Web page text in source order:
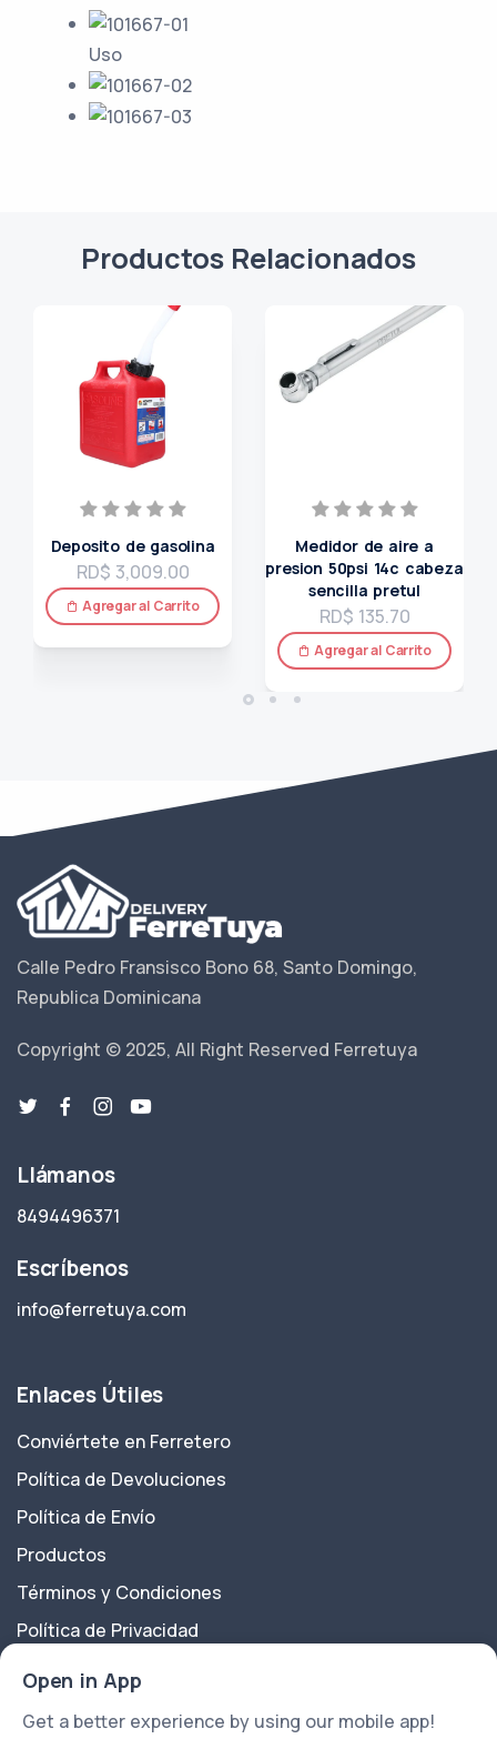
Open in App
Get a better experience by using our mobile app!
Uso
Productos Relacionados
Deposito de gasolina
RD$ 3,009.00
Agregar al Carrito
Medidor de aire a
presion 50psi 14c cabeza
sencilla pretul
RD$ 135.70
Agregar al Carrito
Calle Pedro Fransisco Bono 68, Santo Domingo,
Republica Dominicana
Copyright © 2025, All Right Reserved Ferretuya
Llámanos
8494496371
Escríbenos
info@ferretuya.com
Enlaces Útiles
Conviértete en Ferretero
Política de Devoluciones
Política de Envío
Productos
Términos y Condiciones
Política de Privacidad
Sobre Nosotros